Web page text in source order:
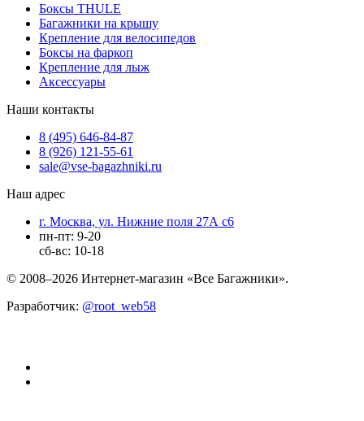
Боксы THULE
Багажники на крышу
Крепление для велосипедов
Боксы на фаркоп
Крепление для лыж
Аксессуары
Наши контакты
8 (495) 646-84-87
8 (926) 121-55-61
sale@vse-bagazhniki.ru
Наш адрес
г. Москва, ул. Нижние поля 27А с6
пн-пт: 9-20
сб-вс: 10-18
© 2008–2026 Интернет-магазин «Все Багажники».
Разработчик: @root_web58